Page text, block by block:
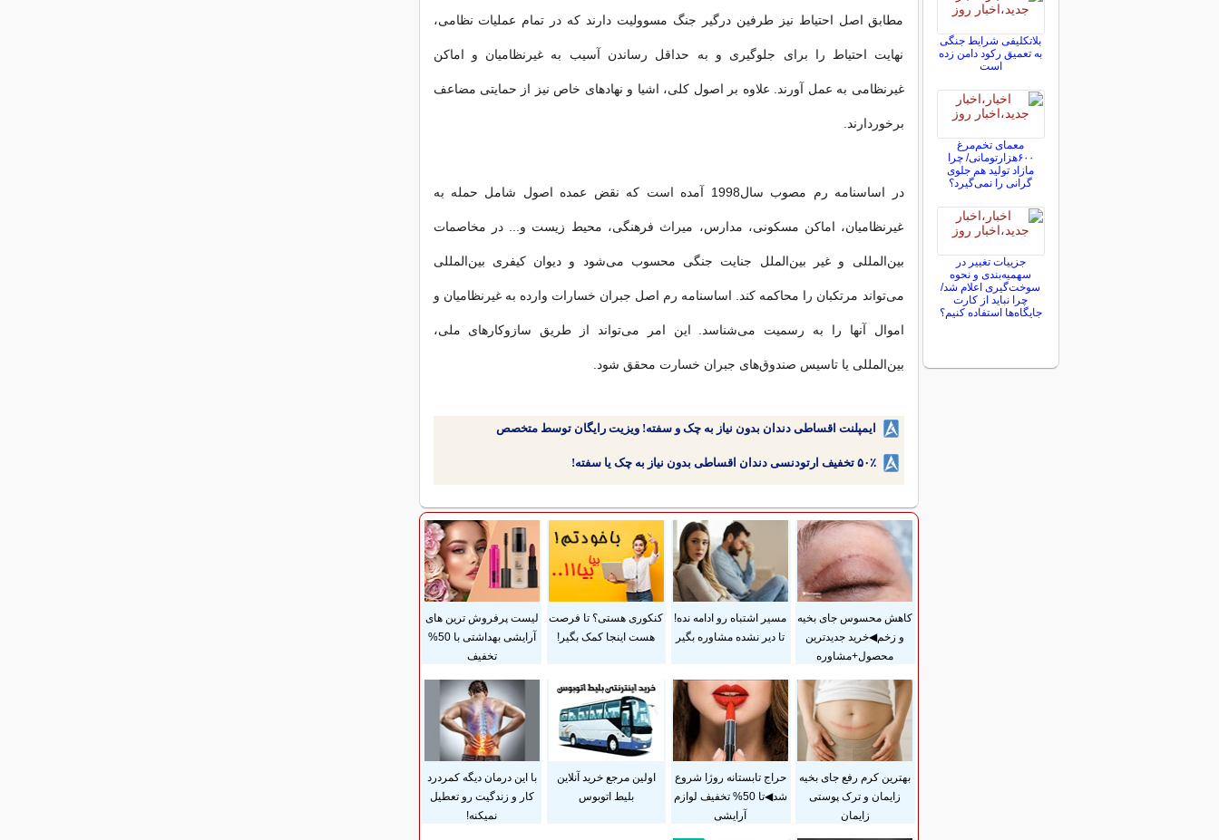
مطابق اصل احتیاط نیز طرفین درگیر جنگ مسوولیت دارند که در تمام عملیات نظامی،
نهایت احتیاط را برای جلوگیری و به حداقل رساندن آسیب به غیرنظامیان و اماکن
غیرنظامی به عمل آورند. علاوه بر اصول کلی، اشیا و نهادهای خاص نیز از حمایتی مضاعف
برخوردارند.
در اساسنامه رم مصوب سال1998 آمده است که نقض عمده اصول شامل حمله به
غیرنظامیان، اماکن مسکونی، مدارس، میراث فرهنگی، محیط زیست و... در مخاصمات
بین‌المللی و غیر بین‌الملل جنایت جنگی محسوب می‌شود و دیوان کیفری بین‌المللی
می‌تواند مرتکبان را محاکمه کند. اساسنامه رم اصل جبران خسارات وارده به غیرنظامیان و
اموال آنها را به رسمیت می‌شناسد. این امر می‌تواند از طریق سازوکارهای ملی،
بین‌المللی یا تاسیس صندوق‌های جبران خسارت محقق شود.
ایمپلنت اقساطی دندان بدون نیاز به چک و سفته! ویزیت رایگان توسط متخصص
۵۰٪ تخفیف ارتودنسی دندان اقساطی بدون نیاز به چک یا سفته!
کاهش محسوس جای بخیه
و زخم◀خرید جدیدترین
محصول+مشاوره
مسیر اشتباه رو ادامه نده!
تا دیر نشده مشاوره بگیر
کنکوری هستی؟ تا فرصت
هست اینجا کمک بگیر!
لیست پرفروش ترین های
آرایشی بهداشتی با 50%
تخفیف
بهترین کرم رفع جای بخیه
زایمان و ترک پوستی
زایمان
حراج تابستانه روژا شروع
شد◀تا 50% تخفیف لوازم
آرایشی
اولین مرجع خرید آنلاین
بلیط اتوبوس
با این درمان دیگه کمردرد
کار و زندگیت رو تعطیل
نمیکنه!
بلاتکلیفی‌ شرایط جنگی
به تعمیق رکود دامن زده
است
معمای تخم‌مرغ
۶۰۰هزارتومانی/ چرا
مازاد تولید هم جلوی
گرانی را نمی‌گیرد؟
جزییات تغییر در
سهمیه‌بندی و نحوه
سوخت‌گیری اعلام شد/
چرا نباید از کارت
جایگاه‌ها استفاده کنیم؟